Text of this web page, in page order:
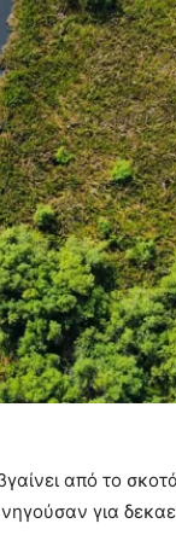
από το
για